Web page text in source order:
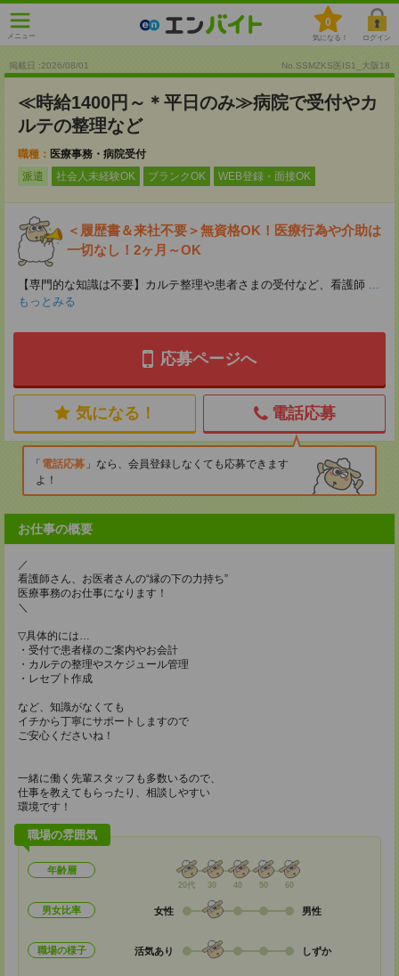
メニュー
0
気になる！ ログイン
掲載日 :2026/08/01 No.SSMZKS医IS1_大阪18
≪時給1400円～＊平日のみ≫病院で受付やカ
ルテの整理など
職種： 医療事務・病院受付
派遣
社会人未経験OK ブランクOK WEB登録・面接OK
＜履歴書＆来社不要＞無資格OK！医療行為や介助は
一切なし！2ヶ月～OK
【専門的な知識は不要】カルテ整理や患者さまの受付など、看護師 ...
もっとみる
応募ページへ
気になる！ 電話応募
電話応募
なら、会員登録しなくても応募できます
よ！
お仕事の概要
／
看護師さん、お医者さんの“縁の下の力持ち”
医療事務のお仕事になります！
＼
▽具体的には…
・受付で患者様のご案内やお会計
・カルテの整理やスケジュール管理
・レセプト作成
など、知識がなくても
イチから丁寧にサポートしますので
ご安心くださいね！
一緒に働く先輩スタッフも多数いるので、
仕事を教えてもらったり、相談しやすい
環境です！
職場の雰囲気
年齢層
20代 30 40 50 60
男女比率 女性 男性
職場の様子 活気あり しずか